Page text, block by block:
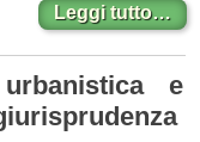
Leggi tutto…
e